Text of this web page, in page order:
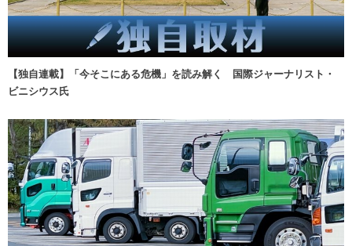
【独自連載】「今そこにある危機」を読み解く 国際ジャーナリスト・
ビニシウス氏